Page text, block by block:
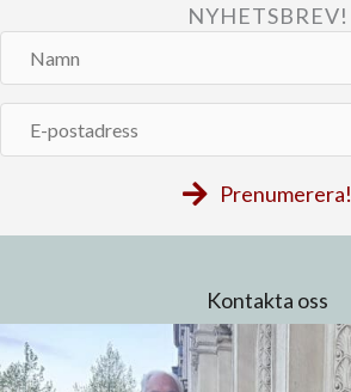
NYHETSBREV!
Namn
postadress
Prenumerera!
Kontakta oss